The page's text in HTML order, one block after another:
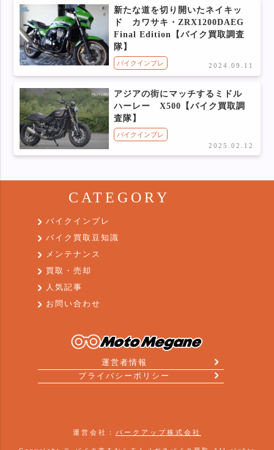
新たな道を切り開いたネイキッ
ド カワサキ・ZRX1200DAEG
Final Edition【バイク買取調査
隊】
バイクインプレ 2024.09.11
アジアの街にマッチするミドル
ハーレー X500【バイク買取調
査隊】
バイクインプレ
2025.02.12
運営者情報
プライバシーポリシー
CATEGORY
バイクインプレ
バイク買取豆知識
メンテナンス
買取・売却
人気記事
お問い合わせ
運営会社： パークアップ株式会社